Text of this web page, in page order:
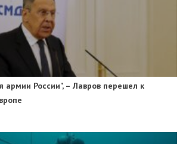
армии России", – Лавров перешел к